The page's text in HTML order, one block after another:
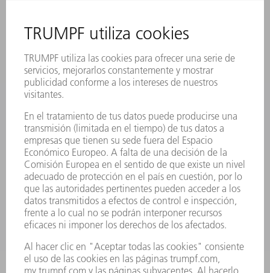
EVENTOS Y CONVOCATORIAS
REGISTRO PARA EL BOLETÍN INFORMATIVO
FICHAS TÉCNICAS DE SEGURIDAD
PRODUCTOS
MÁQUINAS Y SISTEMAS
LÁSER
HERRAMIENTAS PORTÁTILES
FÁBRICA INTELIGENTE
SOFTWARE
SERVICIOS
APLICACIONES
SECTORES
EMPRESA
CARRERA PROFESIONAL
OFERTAS DE TRABAJO
PERFIL DE LA EMPRESA
INFORME ANUAL
PRINCIPIOS CORPORATIVOS
CUMPLIMIENTO